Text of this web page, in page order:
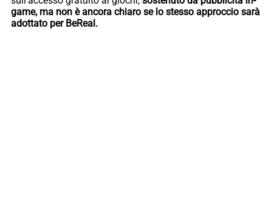
game, ma non è ancora chiaro se lo stesso approccio sarà
adottato per BeReal.